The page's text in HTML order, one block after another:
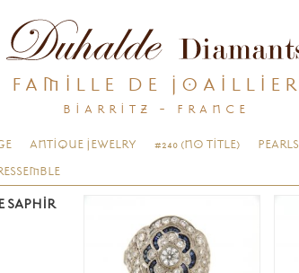
FAMILLE DE JOAILLIER
BIARRITZ - FRANCE
ANTIQUE JEWELRY #240 (NO TITLE) PEARLS
SAPHIR